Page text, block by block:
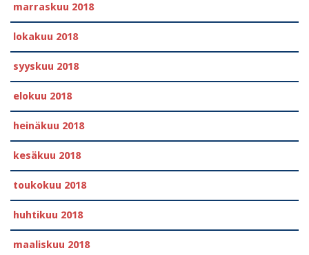
marraskuu 2018
lokakuu 2018
syyskuu 2018
elokuu 2018
heinäkuu 2018
kesäkuu 2018
toukokuu 2018
huhtikuu 2018
maaliskuu 2018